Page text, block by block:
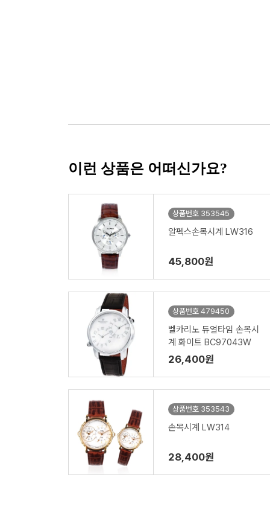
이런 상품은 어떠신가요?
상품번호 353545
알펙스손목시계 LW316
45,800원
상품번호 479450
벨카리노 듀얼타임 손목시
계 화이트 BC97043W
26,400원
상품번호 353543
손목시계 LW314
28,400원